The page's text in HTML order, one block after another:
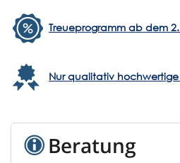
Treueprogramm ab dem
Nur qualitativ
Beratung